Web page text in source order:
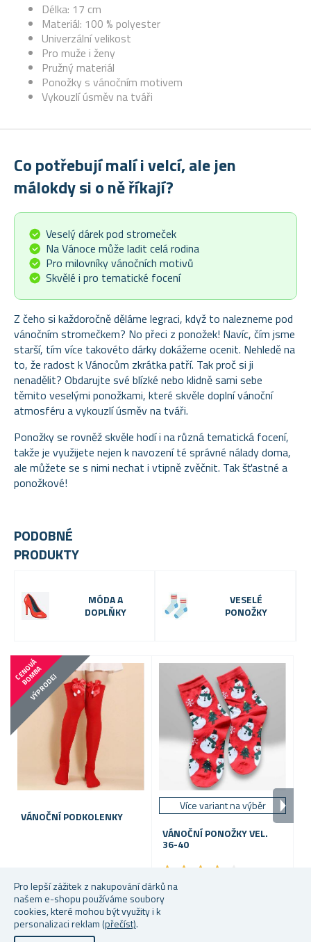
Pro lepší zážitek z nakupování dárků na
našem e-shopu používáme soubory
cookies, které mohou být využity i k
personalizaci reklam (přečíst).
Délka: 17 cm
Materiál: 100 % polyester
Univerzální velikost
Pro muže i ženy
Pružný materiál
Ponožky s vánočním motivem
Vykouzlí úsměv na tváři
Co potřebují malí i velcí, ale jen
málokdy si o ně říkají?
Veselý dárek pod stromeček
Na Vánoce může ladit celá rodina
Pro milovníky vánočních motivů
Skvělé i pro tematické focení
Z čeho si každoročně děláme legraci, když to nalezneme pod
vánočním stromečkem? No přeci z ponožek! Navíc, čím jsme
starší, tím více takovéto dárky dokážeme ocenit. Nehledě na
to, že radost k Vánocům zkrátka patří. Tak proč si ji
nenadělit? Obdarujte své blízké nebo klidně sami sebe
těmito veselými ponožkami, které skvěle doplní vánoční
atmosféru a vykouzlí úsměv na tváři.
Ponožky se rovněž skvěle hodí i na různá tematická focení,
takže je využijete nejen k navození té správné nálady doma,
ale můžete se s nimi nechat i vtipně zvěčnit. Tak šťastné a
ponožkové!
PODOBNÉ
PRODUKTY
MÓDA A
DOPLŇKY
VESELÉ
PONOŽKY
C
E
N
O
V
Á
B
O
M
B
A
VÝPRODEJ
VÁNOČNÍ PODKOLENKY
119 Kč
Skladem
Více variant na výběr
VÁNOČNÍ PONOŽKY VEL.
36-40
★ ★ ★ ★
★ ★ ★ ★
53 Kč
Skladem